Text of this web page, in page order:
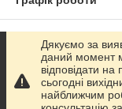
Повна версія сайту
Сайт створено на
Дякуємо за
даний момент
відповідати
сьогодні
найближчим